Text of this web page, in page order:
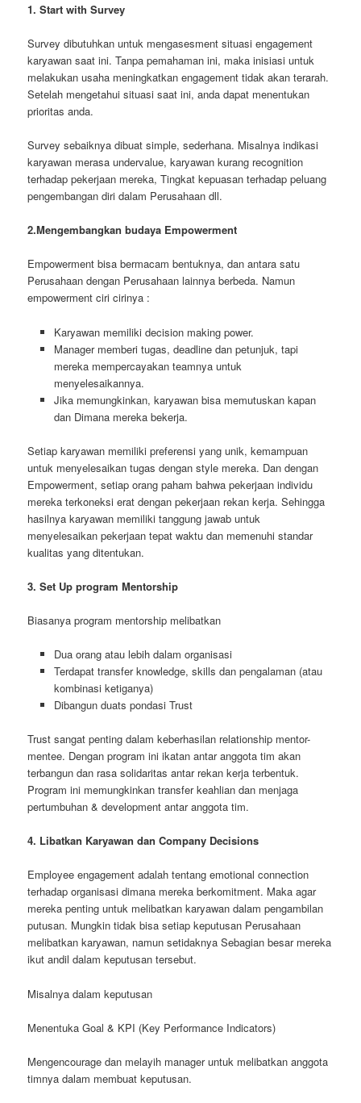
1. Start with Survey
Survey dibutuhkan untuk mengasesment situasi engagement
karyawan saat ini. Tanpa pemahaman ini, maka inisiasi untuk
melakukan usaha meningkatkan engagement tidak akan terarah.
Setelah mengetahui situasi saat ini, anda dapat menentukan
prioritas anda.
Survey sebaiknya dibuat simple, sederhana. Misalnya indikasi
karyawan merasa undervalue, karyawan kurang recognition
terhadap pekerjaan mereka, Tingkat kepuasan terhadap peluang
pengembangan diri dalam Perusahaan dll.
2.Mengembangkan budaya Empowerment
Empowerment bisa bermacam bentuknya, dan antara satu
Perusahaan dengan Perusahaan lainnya berbeda. Namun
empowerment ciri cirinya :
Karyawan memiliki decision making power.
Manager memberi tugas, deadline dan petunjuk, tapi
mereka mempercayakan teamnya untuk
menyelesaikannya.
Jika memungkinkan, karyawan bisa memutuskan kapan
dan Dimana mereka bekerja.
Setiap karyawan memiliki preferensi yang unik, kemampuan
untuk menyelesaikan tugas dengan style mereka. Dan dengan
Empowerment, setiap orang paham bahwa pekerjaan individu
mereka terkoneksi erat dengan pekerjaan rekan kerja. Sehingga
hasilnya karyawan memiliki tanggung jawab untuk
menyelesaikan pekerjaan tepat waktu dan memenuhi standar
kualitas yang ditentukan.
3. Set Up program Mentorship
Biasanya program mentorship melibatkan
Dua orang atau lebih dalam organisasi
Terdapat transfer knowledge, skills dan pengalaman (atau
kombinasi ketiganya)
Dibangun duats pondasi Trust
Trust sangat penting dalam keberhasilan relationship mentor-
mentee. Dengan program ini ikatan antar anggota tim akan
terbangun dan rasa solidaritas antar rekan kerja terbentuk.
Program ini memungkinkan transfer keahlian dan menjaga
pertumbuhan & development antar anggota tim.
4. Libatkan Karyawan dan Company Decisions
Employee engagement adalah tentang emotional connection
terhadap organisasi dimana mereka berkomitment. Maka agar
mereka penting untuk melibatkan karyawan dalam pengambilan
putusan. Mungkin tidak bisa setiap keputusan Perusahaan
melibatkan karyawan, namun setidaknya Sebagian besar mereka
ikut andil dalam keputusan tersebut.
Misalnya dalam keputusan
Menentuka Goal & KPI (Key Performance Indicators)
Mengencourage dan melayih manager untuk melibatkan anggota
timnya dalam membuat keputusan.